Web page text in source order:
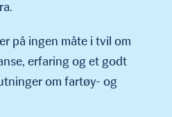
på ingen måte i tvil om
erfaring og et godt
om fartøy- og